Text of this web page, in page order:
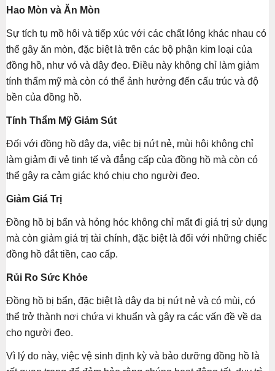
Hao Mòn và Ăn Mòn
Sự tích tụ mồ hôi và tiếp xúc với các chất lỏng khác nhau có
thể gây ăn mòn, đặc biệt là trên các bộ phận kim loại của
đồng hồ, như vỏ và dây đeo. Điều này không chỉ làm giảm
tính thẩm mỹ mà còn có thể ảnh hưởng đến cấu trúc và độ
bền của đồng hồ.
Tính Thẩm Mỹ Giảm Sút
Đối với đồng hồ dây da, việc bị nứt nẻ, mùi hôi không chỉ
làm giảm đi vẻ tinh tế và đẳng cấp của đồng hồ mà còn có
thể gây ra cảm giác khó chịu cho người đeo.
Giảm Giá Trị
Đồng hồ bị bẩn và hỏng hóc không chỉ mất đi giá trị sử dụng
mà còn giảm giá trị tài chính, đặc biệt là đối với những chiếc
đồng hồ đắt tiền, cao cấp.
Rủi Ro Sức Khỏe
Đồng hồ bị bẩn, đặc biệt là dây da bị nứt nẻ và có mùi, có
thể trở thành nơi chứa vi khuẩn và gây ra các vấn đề về da
cho người đeo.
Vì lý do này, việc vệ sinh định kỳ và bảo dưỡng đồng hồ là